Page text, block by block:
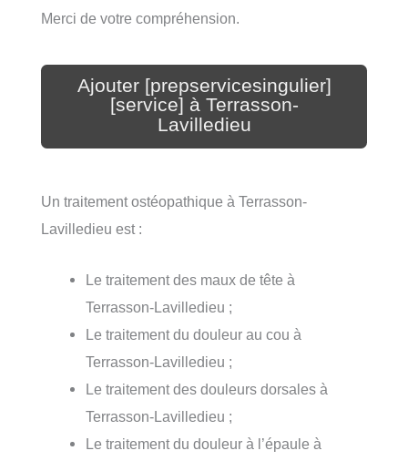
Merci de votre compréhension.
Ajouter [prepservicesingulier]
[service] à Terrasson-
Lavilledieu
Un traitement ostéopathique à Terrasson-
Lavilledieu est :
Le traitement des maux de tête à
Terrasson-Lavilledieu ;
Le traitement du douleur au cou à
Terrasson-Lavilledieu ;
Le traitement des douleurs dorsales à
Terrasson-Lavilledieu ;
Le traitement du douleur à l’épaule à